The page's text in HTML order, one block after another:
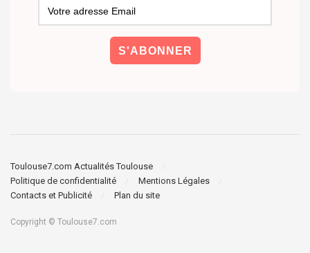
Toulouse7.com Actualités Toulouse
Politique de confidentialité
Mentions Légales
Contacts et Publicité
Plan du site
Copyright © Toulouse7.com